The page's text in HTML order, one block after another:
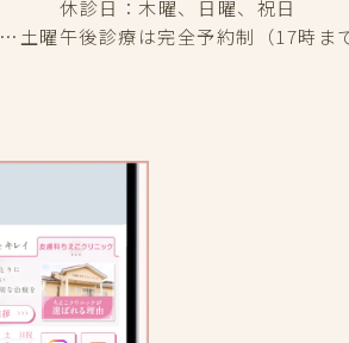
休診日：木曜、日曜、祝日
…土曜午後診療は完全予約制（17時まで